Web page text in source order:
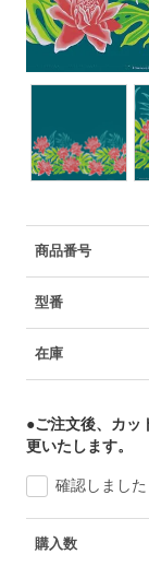
商品番号
型番
在庫
●ご注文後、カッ
更いたします。
確認しました
購入数